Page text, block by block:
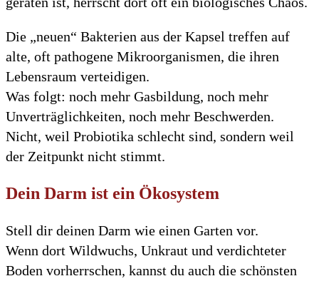
Die „neuen“ Bakterien aus der Kapsel treffen auf
alte, oft pathogene Mikroorganismen, die ihren
Lebensraum verteidigen.
Was folgt: noch mehr Gasbildung, noch mehr
Unverträglichkeiten, noch mehr Beschwerden.
Nicht, weil Probiotika schlecht sind, sondern weil
der Zeitpunkt nicht stimmt.
Dein Darm ist ein Ökosystem
Stell dir deinen Darm wie einen Garten vor.
Wenn dort Wildwuchs, Unkraut und verdichteter
Boden vorherrschen, kannst du auch die schönsten